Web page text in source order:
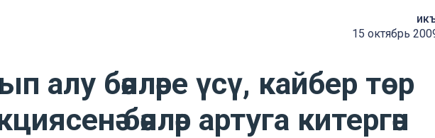
15 октябрь
алу бәяләре үсү, кайбер төр
бәяләр артуга китергән